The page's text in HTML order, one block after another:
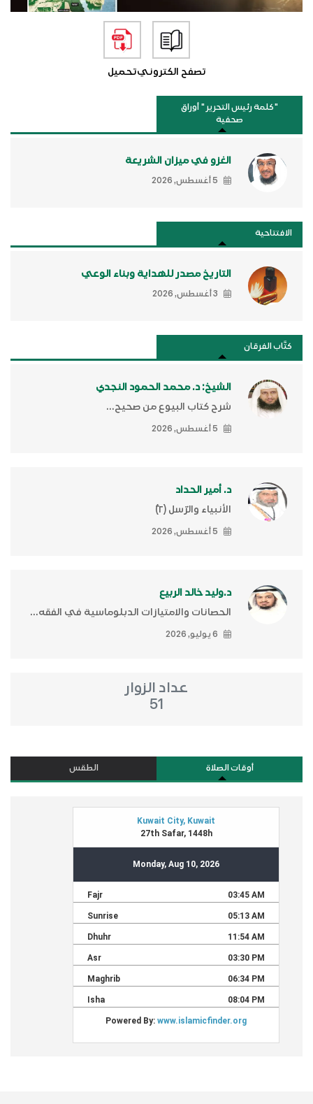
تصفح الكترونيتحميل
"كلمة رئيس التحرير " أوراق
صحفية
الغزو في ميزان الشريعة
5 أغسطس, 2026
الافتتاحية
التاريخ مصدر للهداية وبناء الوعي
3 أغسطس, 2026
كتَّاب الفرقان
الشيخ: د. محمد الحمود النجدي
شرح كتاب البيوع من صحيح...
5 أغسطس, 2026
د. أمير الحداد
الأنبياء والرّسل (٢)ّ
5 أغسطس, 2026
د.وليد خالد الربيع
الحصانات والامتيازات الدبلوماسية في الفقه...
6 يوليو, 2026
عداد الزوار
51
أوقات الصلاة الطقس